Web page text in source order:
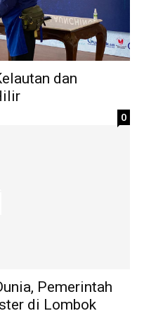
dan
0
Pemerintah
di Lombok